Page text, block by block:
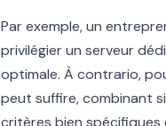
Par exemple, un
privilégier un serveur
optimale. À contrario,
peut suffire, combinant